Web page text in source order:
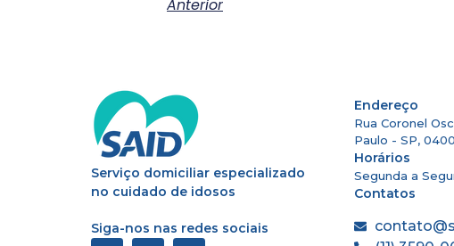
Anterior
Serviço domiciliar especializado
no cuidado de idosos
Siga-nos nas redes sociais
Endereço
Rua Coronel
Paulo - SP,
Horários
Segunda a
Contatos